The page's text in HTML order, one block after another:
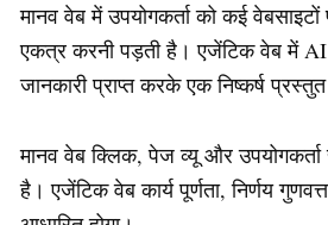
मानव वेब में उपयोगकर्ता को कई
एकत्र करनी पड़ती है। एजेंटिक वेब में
जानकारी प्राप्त करके एक निष्कर्ष
मानव वेब क्लिक, पेज व्यू और उपयोगकर्ता
है। एजेंटिक वेब कार्य पूर्णता, निर्णय